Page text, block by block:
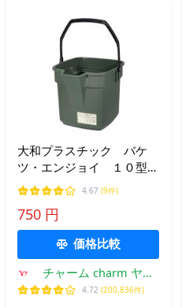
大和プラスチック バケ
ツ・エンジョイ １０型
モスグリーン 水差し 水
替え
4.67 (9件)
750 円
価格比較
チャーム charm ヤフ
ー店
4.72 (200,836件)